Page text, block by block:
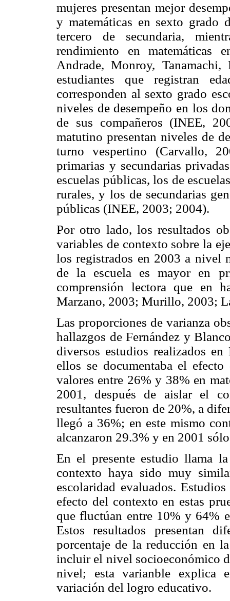
mujeres presentan mejor
y matemáticas en sexto grado
tercero de secundaria,
rendimiento en matemáticas
Andrade, Monroy,
estudiantes que registran
corresponden al sexto grado
niveles de desempeño en los
de sus compañeros (INEE,
matutino presentan niveles de
turno vespertino (Carvallo,
primarias y secundarias
escuelas públicas, los de
rurales, y los de secundarias
públicas (INEE, 2003; 2004).
Por otro lado, los resultados
variables de contexto sobre la
los registrados en 2003 a nivel
de la escuela es mayor en
comprensión lectora que en
Marzano, 2003; Murillo, 2003;
Las proporciones de varianza
hallazgos de Fernández y
diversos estudios realizados
ellos se documentaba el
valores entre 26% y 38% en
2001, después de aislar el
resultantes fueron de 20%, a
llegó a 36%; en este mismo
alcanzaron 29.3% y en 2001
En el presente estudio llama
contexto haya sido muy
escolaridad evaluados.
efecto del contexto en estas
que fluctúan entre 10% y 64%
Estos resultados presentan
porcentaje de la reducción en
incluir el nivel socioeconómico
nivel; esta varianble explica
variación del logro educativo.